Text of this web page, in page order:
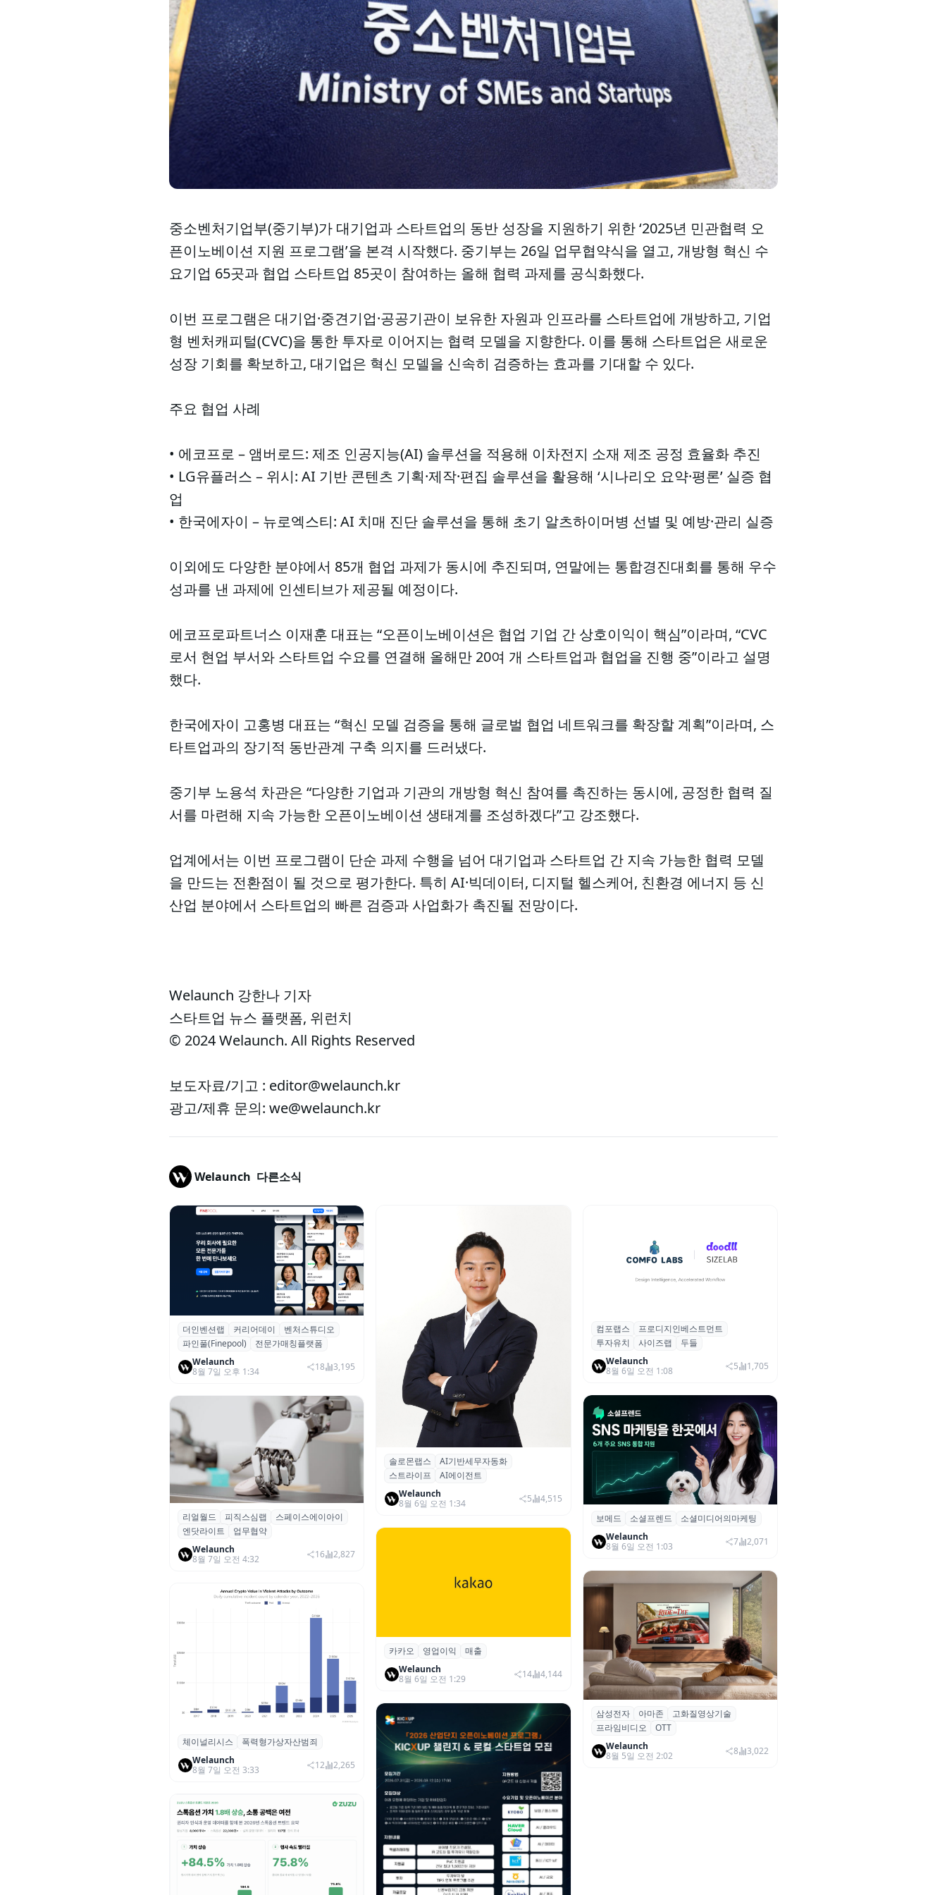
중소벤처기업부(중기부)가 대기업과 스타트업의 동반 성장을 지원하기 위한 ‘2025년 민관협력 오
픈이노베이션 지원 프로그램’을 본격 시작했다. 중기부는 26일 업무협약식을 열고, 개방형 혁신 수
요기업 65곳과 협업 스타트업 85곳이 참여하는 올해 협력 과제를 공식화했다.
이번 프로그램은 대기업·중견기업·공공기관이 보유한 자원과 인프라를 스타트업에 개방하고, 기업
형 벤처캐피털(CVC)을 통한 투자로 이어지는 협력 모델을 지향한다. 이를 통해 스타트업은 새로운
성장 기회를 확보하고, 대기업은 혁신 모델을 신속히 검증하는 효과를 기대할 수 있다.
주요 협업 사례
• 에코프로 – 앰버로드: 제조 인공지능(AI) 솔루션을 적용해 이차전지 소재 제조 공정 효율화 추진
• LG유플러스 – 위시: AI 기반 콘텐츠 기획·제작·편집 솔루션을 활용해 ‘시나리오 요약·평론’ 실증 협
업
• 한국에자이 – 뉴로엑스티: AI 치매 진단 솔루션을 통해 초기 알츠하이머병 선별 및 예방·관리 실증
이외에도 다양한 분야에서 85개 협업 과제가 동시에 추진되며, 연말에는 통합경진대회를 통해 우수
성과를 낸 과제에 인센티브가 제공될 예정이다.
에코프로파트너스 이재훈 대표는 “오픈이노베이션은 협업 기업 간 상호이익이 핵심”이라며, “CVC
로서 현업 부서와 스타트업 수요를 연결해 올해만 20여 개 스타트업과 협업을 진행 중”이라고 설명
했다.
한국에자이 고홍병 대표는 “혁신 모델 검증을 통해 글로벌 협업 네트워크를 확장할 계획”이라며, 스
타트업과의 장기적 동반관계 구축 의지를 드러냈다.
중기부 노용석 차관은 “다양한 기업과 기관의 개방형 혁신 참여를 촉진하는 동시에, 공정한 협력 질
서를 마련해 지속 가능한 오픈이노베이션 생태계를 조성하겠다”고 강조했다.
업계에서는 이번 프로그램이 단순 과제 수행을 넘어 대기업과 스타트업 간 지속 가능한 협력 모델
을 만드는 전환점이 될 것으로 평가한다. 특히 AI·빅데이터, 디지털 헬스케어, 친환경 에너지 등 신
산업 분야에서 스타트업의 빠른 검증과 사업화가 촉진될 전망이다.
Welaunch 강한나 기자
스타트업 뉴스 플랫폼, 위런치
© 2024 Welaunch. All Rights Reserved
보도자료/기고 : editor@welaunch.kr
광고/제휴 문의: we@welaunch.kr
Welaunch 다른소식
더인벤션랩·커리어데이, 스타트업 전문
가 매칭 플랫폼 ‘파인풀’ 출시
더인벤션랩 커리어데이
벤처스튜디오
파인풀(Finepool)
전문가매칭플랫폼
Welaunch
8월 7일 오후 1:34
18 3,195
리얼월드, 로봇테크 스타트업 3곳과 손
잡고 휴머노이드 표준 만든다
리얼월드 피직스심랩
스페이스에이아이
엔닷라이트
업무협약
Welaunch
8월 7일 오전 4:32
16 2,827
체이널리시스 “가상자산 보유자 대상 폭
력 범죄 증가…상반기 탈취액 3000만 달
러 돌파
체이널리시스
폭력형가상자산범죄
Welaunch
8월 7일 오전 3:33
12 2,265
솔로몬랩스, 스트라이프 출신 이창헌 영
입…절세 전략 AI 에이전트 개발 본격화
솔로몬랩스
AI기반세무자동화
스트라이프
AI에이전트
Welaunch
8월 6일 오전 1:34
5 4,515
카카오, 2026년 2분기 매출 2조985억·영
업이익 2770억…역대 분기 최대
카카오 영업이익
매출
Welaunch
8월 6일 오전 1:29
14 4,144
컴포랩스, 프로디지인베스트먼트로부터
시드 투자 유치
컴포랩스
프로디지인베스트먼트
투자유치
사이즈랩
두들
Welaunch
8월 6일 오전 1:08
5 1,705
보메드 ‘소셜프렌드’, 유튜브·인스타 등 6
개 SNS 마케팅 통합 지원
보메드 소셜프렌드
소셜미디어의마케팅
Welaunch
8월 6일 오전 1:03
7 2,071
삼성전자·아마존, 프라임 비디오에
‘HDR10+ 어드밴스드’ 적용
삼성전자 아마존
고화질영상기술
프라임비디오
OTT
Welaunch
8월 5일 오전 2:02
8 3,022